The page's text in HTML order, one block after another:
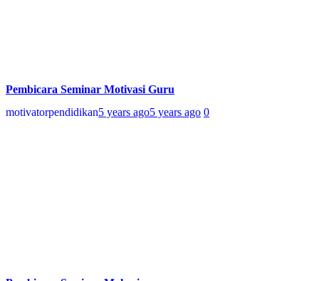
Pembicara Seminar Motivasi Guru
motivatorpendidikan5 years ago5 years ago 0